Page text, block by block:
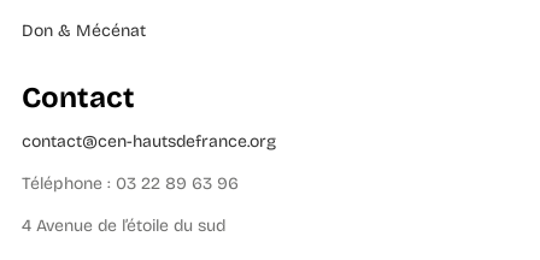
Don & Mécénat
Contact
contact@cen-hautsdefrance.org
Téléphone : 03 22 89 63 96
4 Avenue de l’étoile du sud